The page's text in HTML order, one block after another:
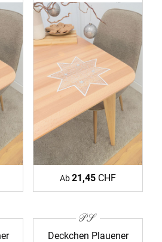
Silber 39375 ecru-silber
Ab21,45 CHF
Deckchen Plauener